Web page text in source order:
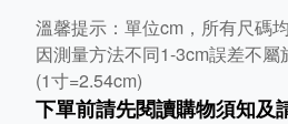
溫馨提示：單位cm，所有尺碼
因測量方法不同1-3cm誤差不屬
(1寸=2.54cm)
下單前請先閱讀購物須知及